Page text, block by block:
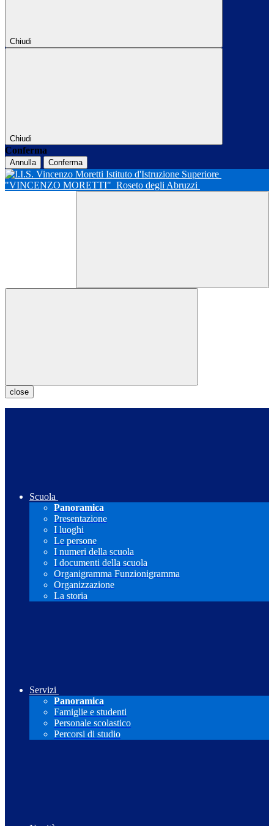
Chiudi
Chiudi
Conferma
Annulla Conferma
Istituto d'Istruzione Superiore
"VINCENZO MORETTI" Roseto degli Abruzzi
close
Scuola
Panoramica
Presentazione
I luoghi
Le persone
I numeri della scuola
I documenti della scuola
Organigramma Funzionigramma
Organizzazione
La storia
Servizi
Panoramica
Famiglie e studenti
Personale scolastico
Percorsi di studio